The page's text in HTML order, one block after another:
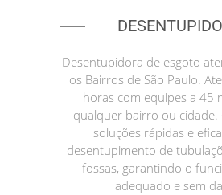
Desentupidora de esgoto
os Bairros de São Paulo.
horas com equipes a 45
qualquer bairro ou cidade.
soluções rápidas e
desentupimento de
fossas, garantindo o
adequado e sem